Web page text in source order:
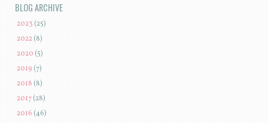
BLOG ARCHIVE
2023 (25)
2022 (8)
2020(5)
2019 (7)
2018 (8)
2017(28)
2016 (46)